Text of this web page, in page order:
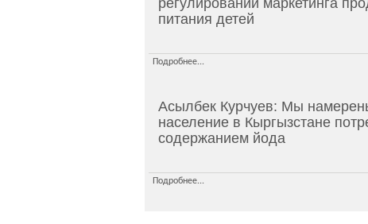
регулировании маркетинга
питания детей
Подробнее...
Асылбек Курчуев: Мы
население в Кыргызстане
содержанием йода
Подробнее...